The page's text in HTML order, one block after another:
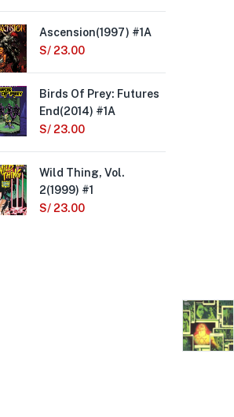
Ascension(1997) #1A
S/ 23.00
Birds Of Prey: Futures
End(2014) #1A
S/ 23.00
Wild Thing, Vol.
2(1999) #1
S/ 23.00